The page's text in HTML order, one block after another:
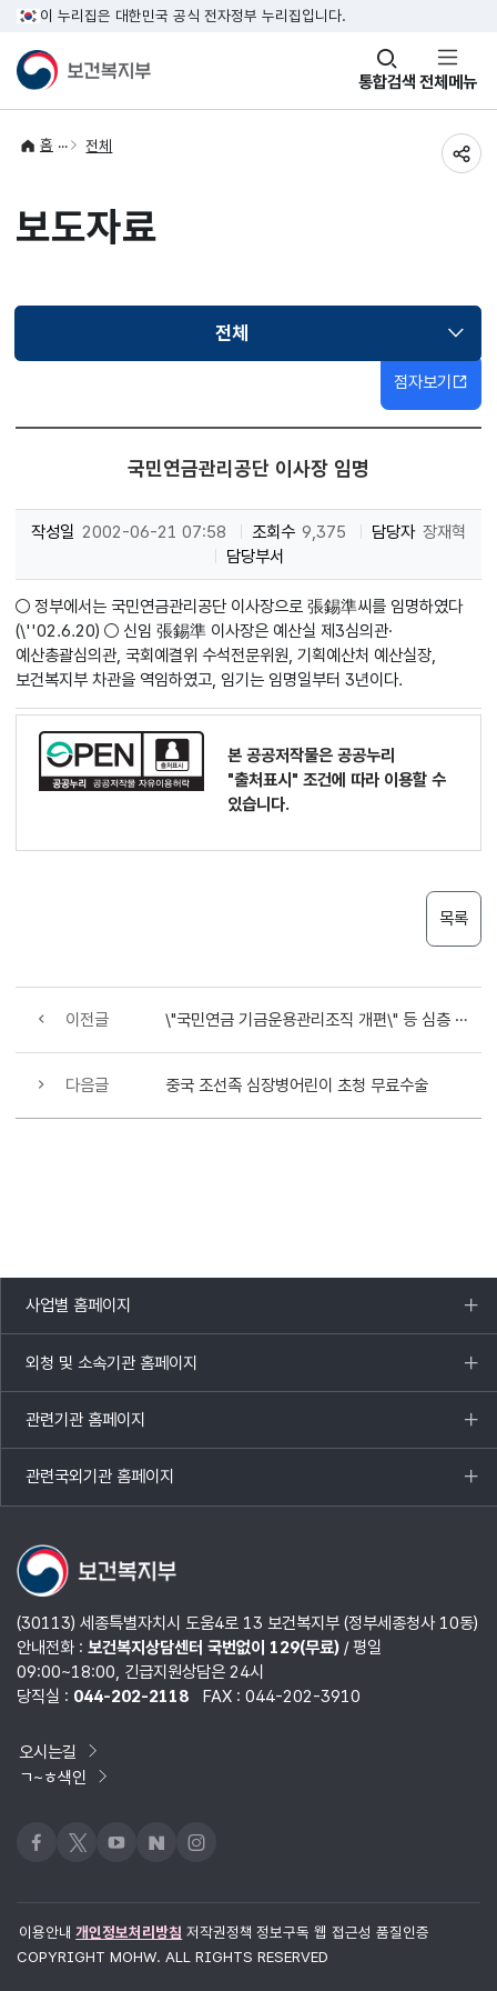
이 누리집은 대한민국 공식 전자정부 누리집입니다.
통합검색
창
열기 전체메뉴
홈 전체
보도자료
전체선택됨
점자보기
국민연금관리공단 이사장 임명
작성일 2002-06-21 07:58 조회수 9,375 담당자 장재혁
담당부서
○ 정부에서는 국민연금관리공단 이사장으로 張錫準씨를 임명하였다
(\''02.6.20) ○ 신임 張錫準 이사장은 예산실 제3심의관·
예산총괄심의관, 국회예결위 수석전문위원, 기획예산처 예산실장,
보건복지부 차관을 역임하였고, 임기는 임명일부터 3년이다.
본 공공저작물은 공공누리
"출처표시" 조건에 따라 이용할 수
있습니다.
목록
이전글 \"국민연금 기금운용관리조직 개편\" 등 심층 토론
다음글 중국 조선족 심장병어린이 초청 무료수술
사업별 홈페이지
목록
열기
외청 및 소속기관 홈페이지
목록
열기
관련기관 홈페이지
목록
열기
관련국외기관 홈페이지
목록
열기
(30113) 세종특별자치시 도움4로 13 보건복지부 (정부세종청사 10동)
안내전화 : 보건복지상담센터 국번없이 129(무료)/ 평일
09:00~18:00, 긴급지원상담은 24시
당직실 : 044-202-2118 FAX : 044-202-3910
오시는길
ㄱ~ㅎ색인
페이스북
x 유튜브네이버블로그
인스타그램
이용안내 개인정보처리방침 저작권정책 정보구독 웹 접근성 품질인증
COPYRIGHT MOHW. ALL RIGHTS RESERVED